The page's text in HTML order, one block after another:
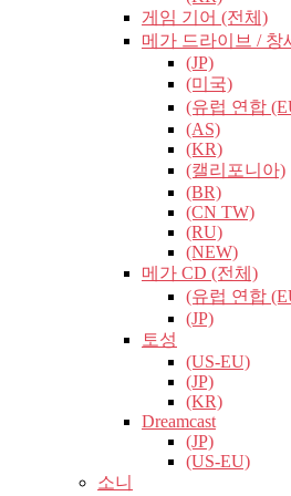
게임 기어 (전체)
메가 드라이브 / 창
(JP)
(미국)
(유럽​​ 연합
(AS)
(KR)
(캘리포니아)
(BR)
(CN TW)
(RU)
(NEW)
메가 CD (전체)
(유럽​​ 연합
(JP)
토성
(US-EU)
(JP)
(KR)
Dreamcast
(JP)
(US-EU)
소니